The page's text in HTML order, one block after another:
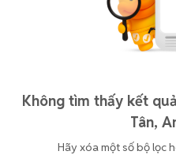
Không tìm thấy kết
Tân,
Hãy xóa một số bộ lọc